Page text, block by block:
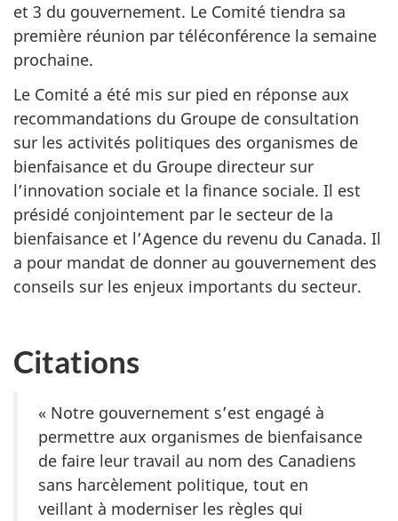
et 3 du gouvernement. Le Comité tiendra sa
première réunion par téléconférence la semaine
prochaine.
Le Comité a été mis sur pied en réponse aux
recommandations du Groupe de consultation
sur les activités politiques des organismes de
bienfaisance et du Groupe directeur sur
l’innovation sociale et la finance sociale. Il est
présidé conjointement par le secteur de la
bienfaisance et l’Agence du revenu du Canada. Il
a pour mandat de donner au gouvernement des
conseils sur les enjeux importants du secteur.
Citations
« Notre gouvernement s’est engagé à
permettre aux organismes de bienfaisance
de faire leur travail au nom des Canadiens
sans harcèlement politique, tout en
veillant à moderniser les règles qui